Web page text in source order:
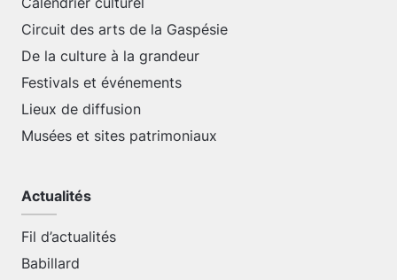
Circuit des arts de la Gaspésie
De la culture à la grandeur
Festivals et événements
Lieux de diffusion
Musées et sites patrimoniaux
Actualités
Fil d’actualités
Babillard